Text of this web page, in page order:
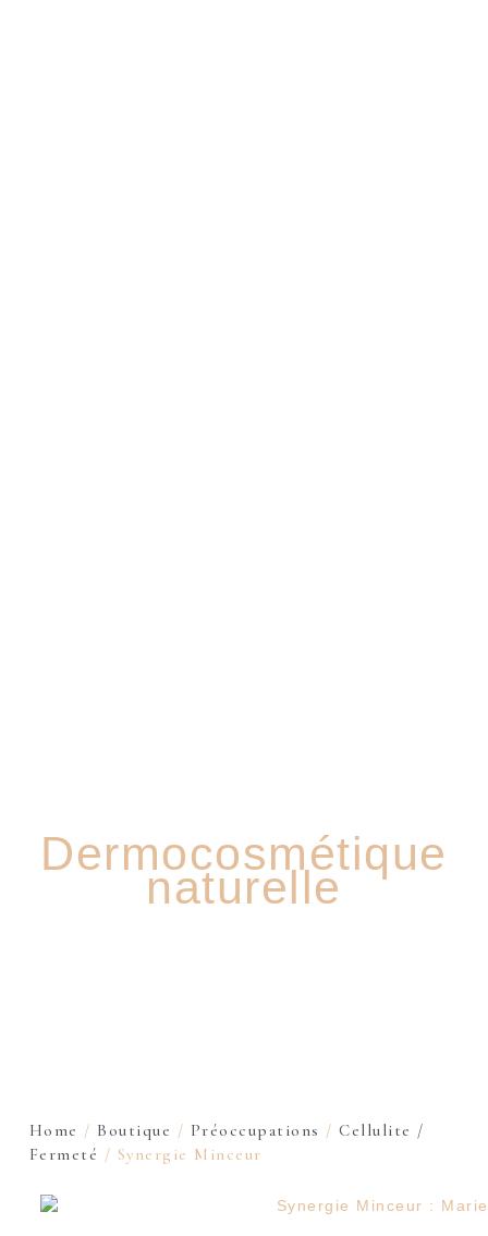
DÉCOUVREZ NOTRE GAMME
Dermocosmétique
naturelle
Home / Boutique / Préoccupations /Cellulite /
Fermeté / Synergie Minceur